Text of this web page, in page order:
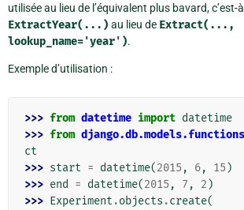
utilisée au lieu de l’équivalent plus bavard, c’est-
ExtractYear(...) au lieu de Extract(...,
lookup_name='year').
Exemple d’utilisation :
>>> from datetime import datetime
>>> from django.db.models.functions
ct
>>> start = datetime(2015 , 6, 15 )
>>> end = datetime(2015 , 7 , 2 )
>>> Experiment .objects .create(